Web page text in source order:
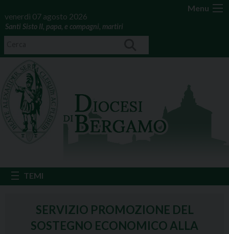
Menu
venerdì 07 agosto 2026
Santi Sisto II, papa, e compagni, martiri
SERVIZIO PROMOZIONE DEL
SOSTEGNO ECONOMICO ALLA